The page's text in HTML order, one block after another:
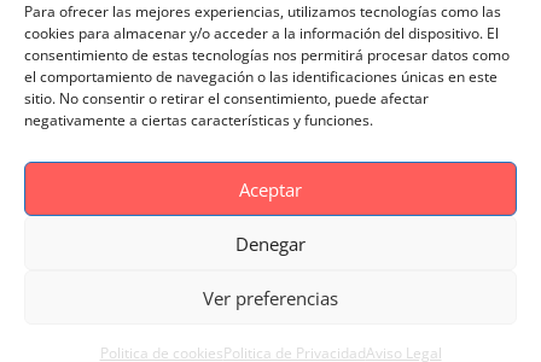
Para ofrecer las mejores experiencias, utilizamos tecnologías como las
cookies para almacenar y/o acceder a la información del dispositivo. El
consentimiento de estas tecnologías nos permitirá procesar datos como
el comportamiento de navegación o las identificaciones únicas en este
sitio. No consentir o retirar el consentimiento, puede afectar
negativamente a ciertas características y funciones.
Aceptar
Denegar
Ver preferencias
Politica de cookiesPolitica de PrivacidadAviso Legal
Politica de Privacidad
Reportaje Magnific